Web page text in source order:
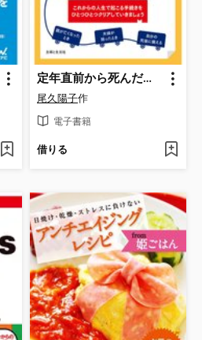
定年直前から死んだ後まで。お金の手続きがすべてわかる本
尾久陽子作
電子書籍
借りる